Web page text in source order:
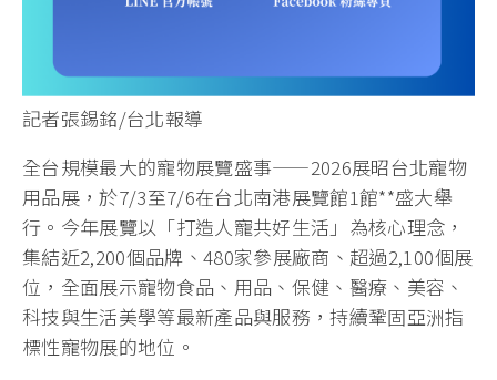
記者張錫銘/台北報導
全台規模最大的寵物展覽盛事——2026展昭台北寵物
用品展，於7/3至7/6在台北南港展覽館1館**盛大舉
行。今年展覽以「打造人寵共好生活」為核心理念，
集結近2,200個品牌、480家參展廠商、超過2,100個展
位，全面展示寵物食品、用品、保健、醫療、美容、
科技與生活美學等最新產品與服務，持續鞏固亞洲指
標性寵物展的地位。